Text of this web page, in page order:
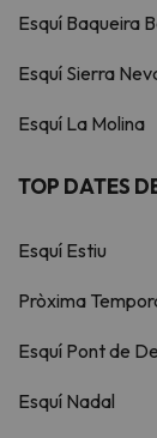
Esquí Baqueira
Esquí Sierra
Esquí La Molina
TOP DATES
Esquí Estiu
Pròxima
Esquí Pont de
Esquí Nadal